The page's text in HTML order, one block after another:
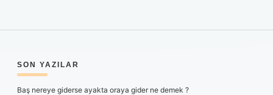
SIDEBAR
SON YAZILAR
Baş nereye giderse ayakta oraya gider ne demek ?